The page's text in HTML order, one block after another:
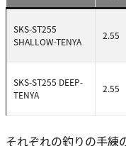
SKS-ST255
SHALLOW-TENYA
2.55
SKS-ST255 DEEP-
TENYA
2.55
それぞれの釣りの手練